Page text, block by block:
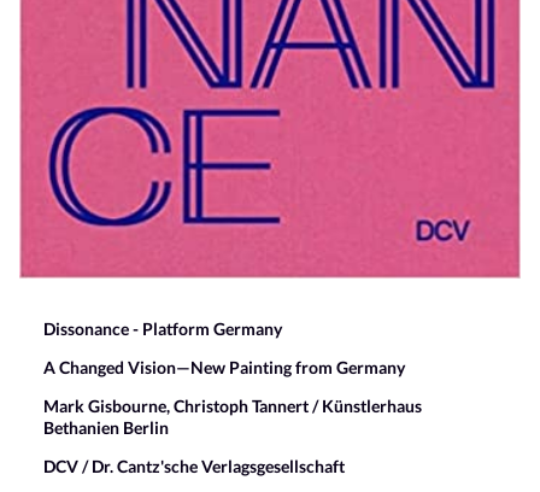
Dissonance - Platform Germany
A Changed Vision—New Painting from Germany
Mark Gisbourne, Christoph Tannert / Künstlerhaus
Bethanien Berlin
DCV / Dr. Cantz'sche Verlagsgesellschaft